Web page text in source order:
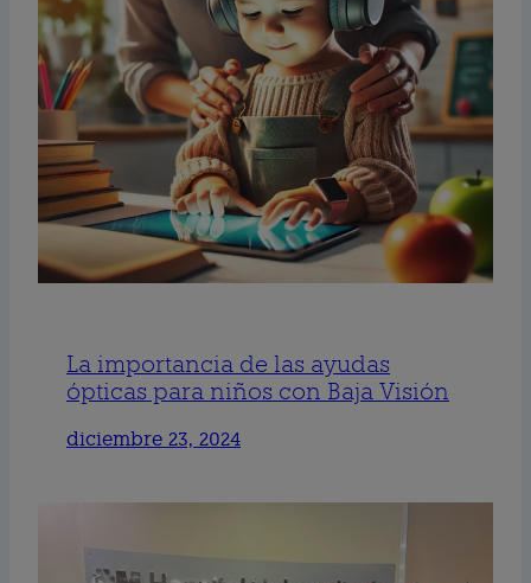
La importancia de las ayudas
ópticas para niños con Baja Visión
diciembre 23, 2024